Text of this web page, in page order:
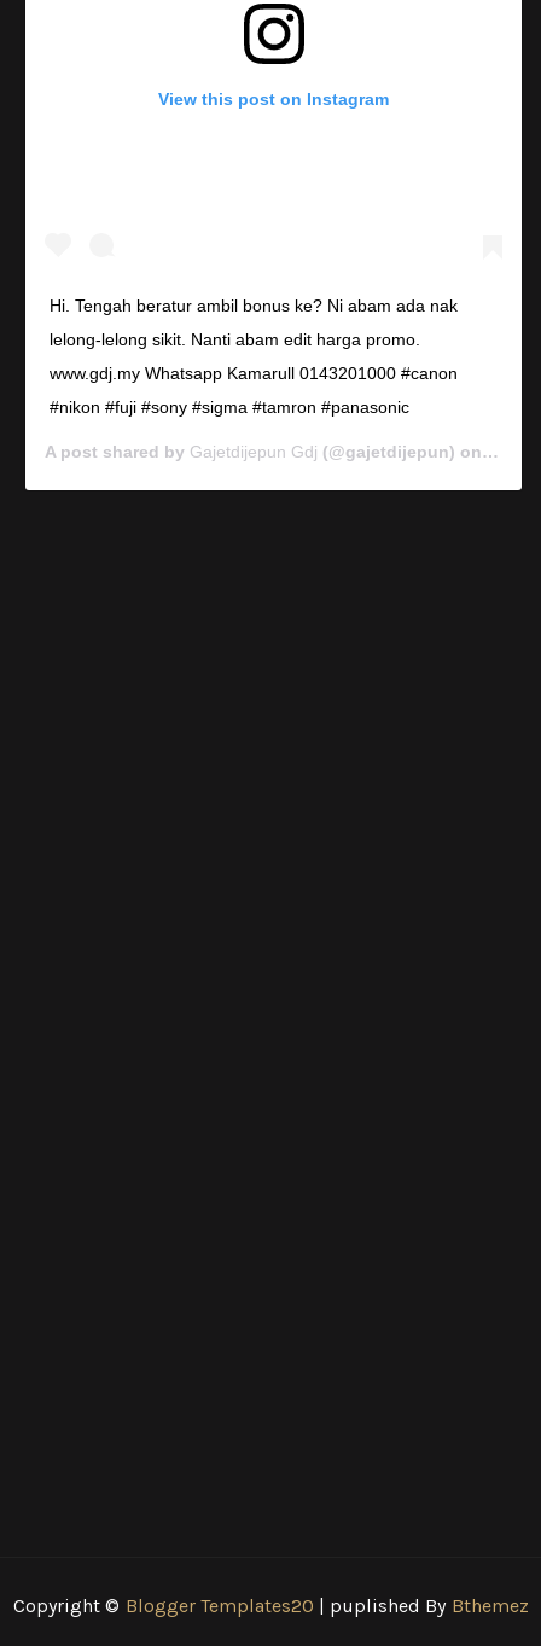
View this post on Instagram
Hi. Tengah beratur ambil bonus ke? Ni abam ada nak
lelong-lelong sikit. Nanti abam edit harga promo.
www.gdj.my Whatsapp Kamarull 0143201000 #canon
#nikon #fuji #sony #sigma #tamron #panasonic
A post shared by Gajetdijepun Gdj (@gajetdijepun) on Jan 7,
Copyright © Blogger Templates20 | puplished By Bthemez